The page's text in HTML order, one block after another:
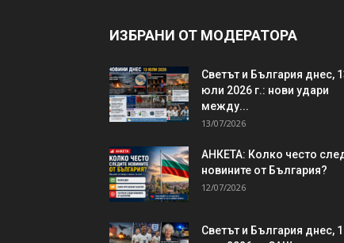
ИЗБРАНИ ОТ МОДЕРАТОРА
Светът и България днес,
юли 2026 г.: нови удари
между...
13/07/2026
АНКЕТА: Колко често
новините от България?
12/07/2026
Светът и България днес,